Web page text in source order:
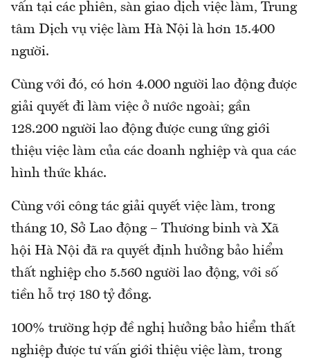
vấn tại các phiên, sàn giao dịch việc làm, Trung
tâm Dịch vụ việc làm Hà Nội là hơn 15.400
người.
Cùng với đó, có hơn 4.000 người lao động được
giải quyết đi làm việc ở nước ngoài; gần
128.200 người lao động được cung ứng giới
thiệu việc làm của các doanh nghiệp và qua các
hình thức khác.
Cùng với công tác giải quyết việc làm, trong
tháng 10, Sở Lao động – Thương binh và Xã
hội Hà Nội đã ra quyết định hưởng bảo hiểm
thất nghiệp cho 5.560 người lao động, với số
tiền hỗ trợ 180 tỷ đồng.
100% trường hợp đề nghị hưởng bảo hiểm thất
nghiệp được tư vấn giới thiệu việc làm, trong